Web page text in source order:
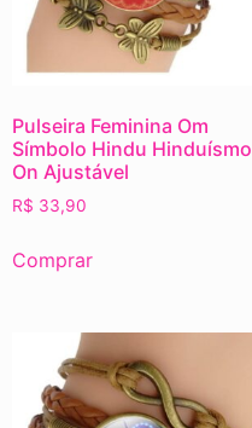
Pulseira Feminina Om
Símbolo Hindu Hinduísmo
On Ajustável
R$ 33,90
Comprar